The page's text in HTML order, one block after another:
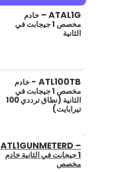
ATAL1G –
خادم
مخصص 1 جيجابت في
الثانية
ATL100TB -
خادم
مخصص 1 جيجابت في
الثانية (نطاق ترددي 100
تيرابايت)
ATL1GUNMETERD –
1 جيجابت في الثانية خادم
مخصص